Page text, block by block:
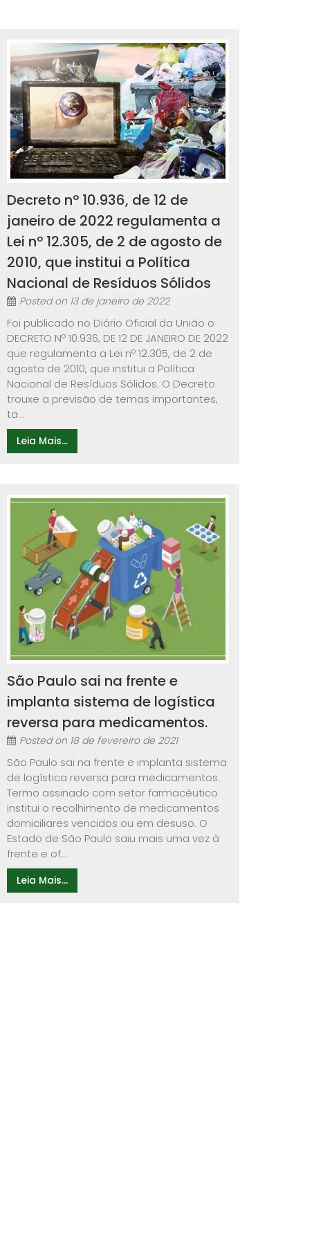
Decreto nº 10.936, de 12 de
janeiro de 2022 regulamenta a
Lei nº 12.305, de 2 de agosto de
2010, que institui a Política
Nacional de Resíduos Sólidos
Posted on 13 de janeiro de 2022
Foi publicado no Diário Oficial da União o
DECRETO Nº 10.936, DE 12 DE JANEIRO DE 2022
que regulamenta a Lei nº 12.305, de 2 de
agosto de 2010, que institui a Política
Nacional de Resíduos Sólidos. O Decreto
trouxe a previsão de temas importantes,
ta...
Leia Mais...
São Paulo sai na frente e
implanta sistema de logística
reversa para medicamentos.
Posted on 18 de fevereiro de 2021
São Paulo sai na frente e implanta sistema
de logística reversa para medicamentos.
Termo assinado com setor farmacêutico
institui o recolhimento de medicamentos
domiciliares vencidos ou em desuso. O
Estado de São Paulo saiu mais uma vez à
frente e of...
Leia Mais...